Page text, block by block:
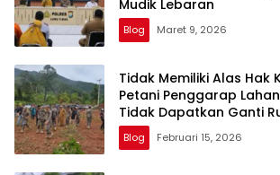
Mudik Lebaran
Blog Maret 9, 2026
Tidak Memiliki Alas Hak
Petani Penggarap
Tidak Dapatkan Ganti
Blog Februari 15, 2026